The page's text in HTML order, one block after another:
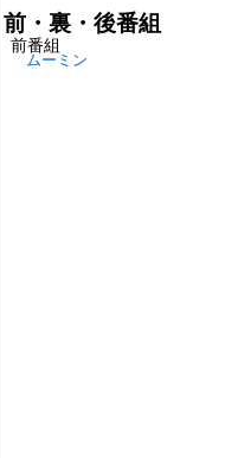
前・裏・後番組
前番組
ムーミン